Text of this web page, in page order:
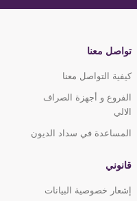
تواصل معنا
كيفية التواصل معنا
الفروع و أجهزة الصراف
الالي
المساعدة في سداد الديون
قانوني
إشعار خصوصية البيانات